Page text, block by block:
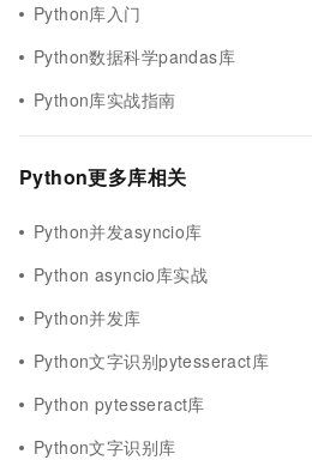
Python库入门
Python数据科学pandas库
Python库实战指南
Python更多库相关
Python并发asyncio库
Python asyncio库实战
Python并发库
Python文字识别pytesseract库
Python pytesseract库
Python文字识别库